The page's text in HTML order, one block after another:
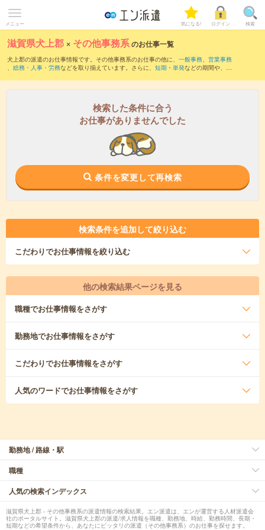
メニュー 気になる! ログイン 検索
滋賀県犬上郡 × その他事務系のお仕事一覧
犬上郡の派遣のお仕事情報です。その他事務系のお仕事の他に、 一般事務、 営業事務
、 総務・人事・労務などを取り揃えています。さらに、 短期 ・ 単発などの期間や、 職
検索した条件に合う
お仕事がありませんでした
条件を変更して再検索
検索条件を追加して絞り込む
こだわりでお仕事情報を絞り込む
他の検索結果ページを見る
職種でお仕事情報をさがす
勤務地でお仕事情報をさがす
こだわりでお仕事情報をさがす
人気のワードでお仕事情報をさがす
勤務地 / 路線・駅
職種
人気の検索インデックス
滋賀県犬上郡 - その他事務系の派遣情報の検索結果。エン派遣は、エンが運営する人材派遣会
社のポータルサイト。滋賀県犬上郡の派遣/求人情報を職種、勤務地、時給、勤務時間、長期・
短期などの希望条件から、あなたにピッタリの派遣（その他事務系）のお仕事を探せます。